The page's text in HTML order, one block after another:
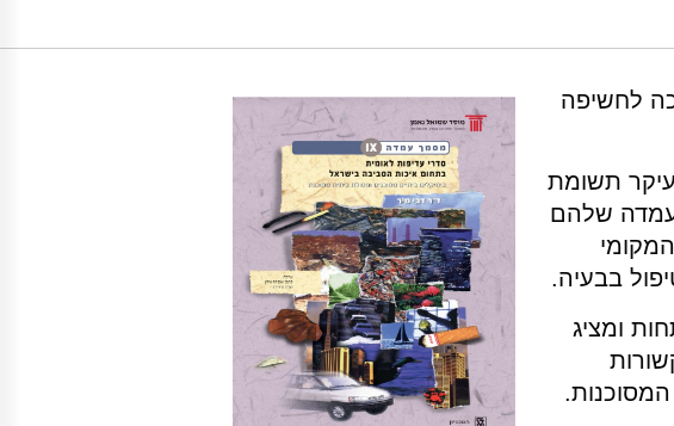
לחשיפה
עיקר תשומת
שלהם
בבעיה.
ומציג
המסוכנות.